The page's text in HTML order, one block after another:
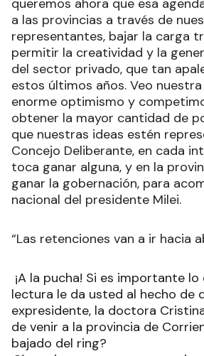
queremos ahora que esa
a las provincias a través de
representantes, bajar la carga
permitir la creatividad y la
del sector privado, que tan
estos últimos años. Veo
enorme optimismo y
obtener la mayor cantidad de
que nuestras ideas estén
Concejo Deliberante, en cada
toca ganar alguna, y en la
ganar la gobernación, para
nacional del presidente Milei.
“Las retenciones van a ir hacia
¡A la pucha! Si es importante lo
lectura le da usted al hecho de
expresidente, la doctora
de venir a la provincia de
bajado del ring?